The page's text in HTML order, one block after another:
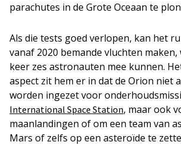
parachutes in de Grote Oceaan te
Als die tests goed verlopen, kan het
vanaf 2020 bemande vluchten
keer zes astronauten mee kunnen.
aspect zit hem er in dat de Orion niet
worden ingezet voor
International Space Station, maar ook
maanlandingen of om een team van
Mars of zelfs op een asteroïde te